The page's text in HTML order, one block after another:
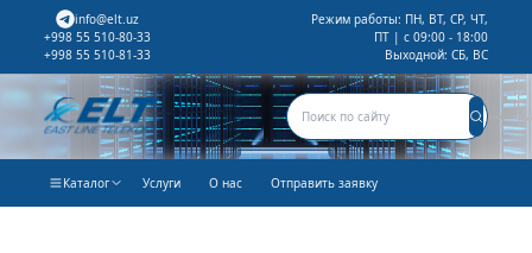
info@elt.uz
+998 55 510-80-33
+998 55 510-81-33
Режим работы: ПН, ВТ, СР, ЧТ,
ПТ | с 09:00 - 18:00
Выходной: СБ, ВС
Каталог Услуги О нас Отправить заявку